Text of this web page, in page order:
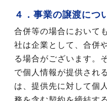
４．事業の譲渡につ
合併等の場合において
社は企業として、合併
る場合がございます。
で個人情報が提供され
は、提供先に対して個